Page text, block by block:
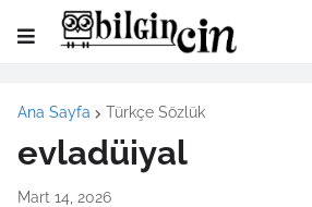
Ana Sayfa Türkçe Sözlük
evladüiyal
Mart 14, 2026